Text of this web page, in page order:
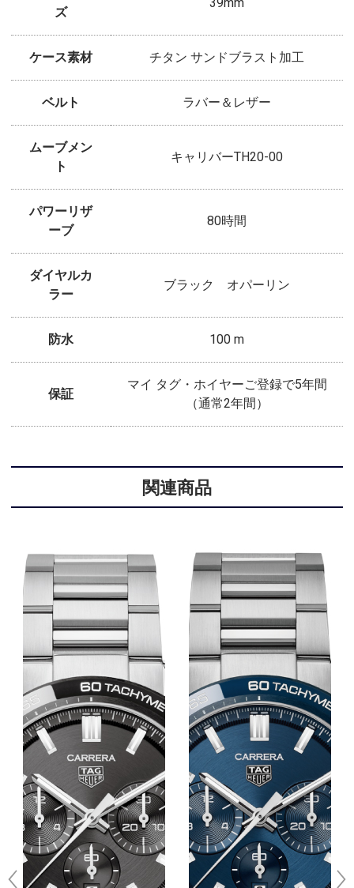
ズ
ケース素材 チタン サンドブラスト加工
ベルト ラバー＆レザー
ムーブメン
ト
キャリバーTH20-00
パワーリザ
ーブ
80時間
ダイヤルカ
ラー
ブラック オパーリン
防水 100 m
保証
マイ タグ・ホイヤーご登録で5年間
（通常2年間）
関連商品